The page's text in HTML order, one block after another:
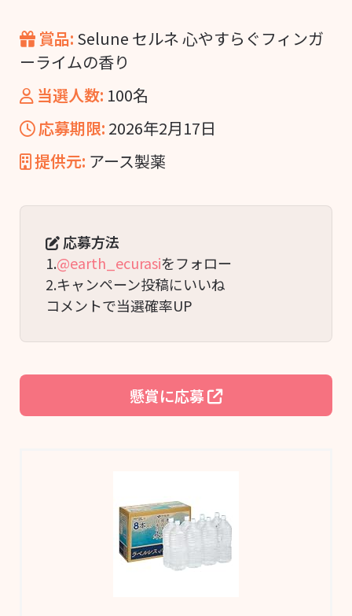
賞品: Selune セルネ 心やすらぐフィンガ
ーライムの香り
当選人数: 100名
応募期限: 2026年2月17日
提供元: アース製薬
応募方法
1.@earth_ecurasiをフォロー
2.キャンペーン投稿にいいね
コメントで当選確率UP
懸賞に応募